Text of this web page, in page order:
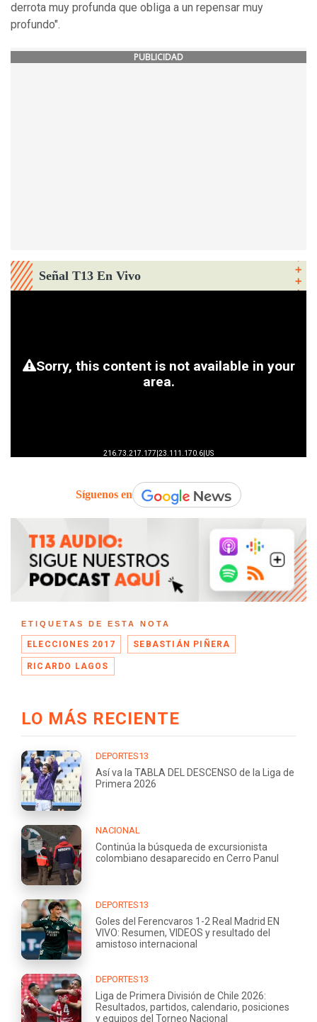
derrota muy profunda que obliga a un repensar muy
profundo".
PUBLICIDAD
Señal T13 En Vivo
Síguenos en
ETIQUETAS DE ESTA NOTA
ELECCIONES 2017 SEBASTIÁN PIÑERA
RICARDO LAGOS
LO MÁS RECIENTE
DEPORTES13
Así va la TABLA DEL DESCENSO de la Liga de
Primera 2026
NACIONAL
Continúa la búsqueda de excursionista
colombiano desaparecido en Cerro Panul
DEPORTES13
Goles del Ferencvaros 1-2 Real Madrid EN
VIVO: Resumen, VIDEOS y resultado del
amistoso internacional
DEPORTES13
Liga de Primera División de Chile 2026:
Resultados, partidos, calendario, posiciones
y equipos del Torneo Nacional